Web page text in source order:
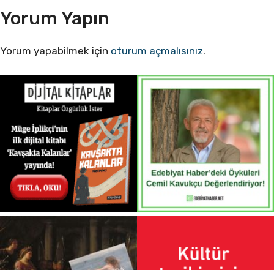
Yorum Yapın
Yorum yapabilmek için oturum açmalısınız.